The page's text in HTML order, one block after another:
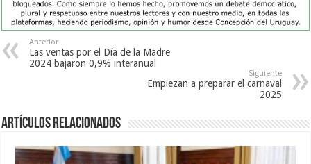
Anterior
Las ventas por el Día de la Madre
2024 bajaron 0,9% interanual
Siguiente
Empiezan a preparar el carnaval
2025
Artículos Relacionados